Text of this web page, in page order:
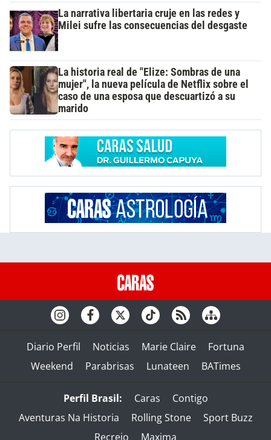
La narrativa libertaria cruje en las redes y
Milei sufre las consecuencias del desgaste
La historia real de "Elize: Sombras de una
mujer", la nueva película de Netflix sobre el
caso de una esposa que descuartizó a su
marido
Diario Perfil Noticias Marie Claire
Fortuna
Weekend
Parabrisas Lunateen BATimes
Perfil Brasil: Caras
Contigo
Aventuras Na Historia
Rolling Stone
Sport Buzz
Recreio
Maxima